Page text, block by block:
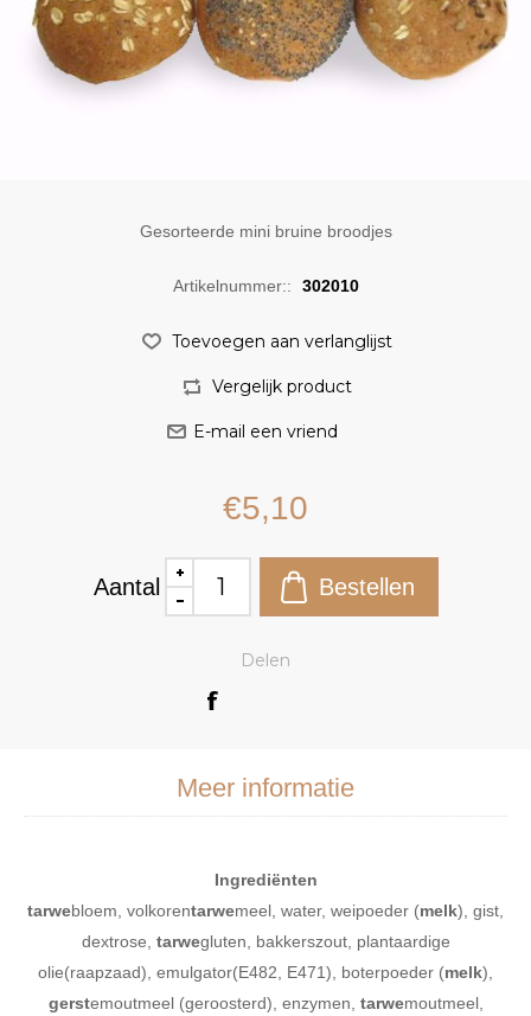
Gesorteerde mini bruine broodjes
Artikelnummer:: 302010
€5,10
Aantal
Delen
Meer informatie
Ingrediënten
tarwebloem, volkorentarwemeel, water, weipoeder (melk), gist,
dextrose, tarwegluten, bakkerszout, plantaardige
olie(raapzaad), emulgator(E482, E471), boterpoeder (melk),
gerstemoutmeel (geroosterd), enzymen, tarwemoutmeel,